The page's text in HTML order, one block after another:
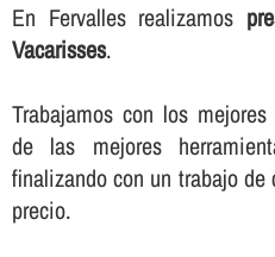
En Fervalles realizamos
Vacarisses.
Trabajamos con los
de las mejores
finalizando con un trabajo
precio.